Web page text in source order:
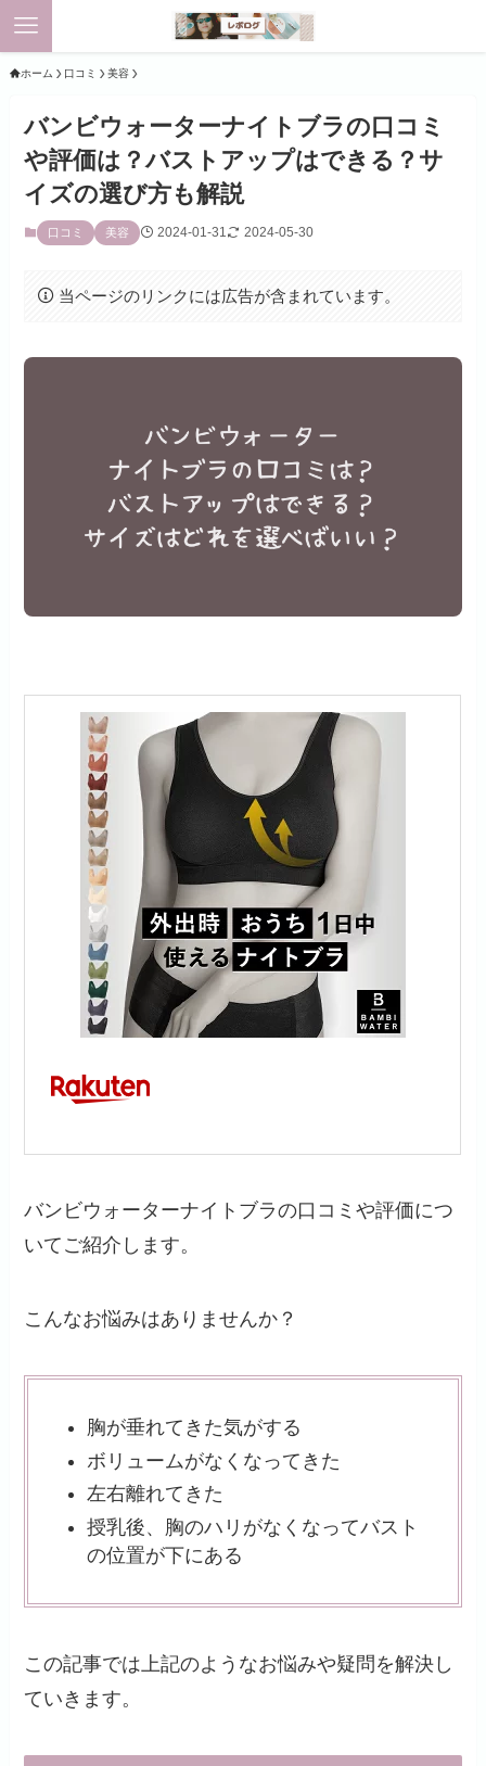
ホーム 口コミ 美容
バンビウォーターナイトブラの口コミ
や評価は？バストアップはできる？サ
イズの選び方も解説
口コミ 美容 2024-01-31 2024-05-30
当ページのリンクには広告が含まれています。
バンビウォーターナイトブラの口コミや評価につ
いてご紹介します。
こんなお悩みはありませんか？
胸が垂れてきた気がする
ボリュームがなくなってきた
左右離れてきた
授乳後、胸のハリがなくなってバスト
の位置が下にある
この記事では上記のようなお悩みや疑問を解決し
ていきます。